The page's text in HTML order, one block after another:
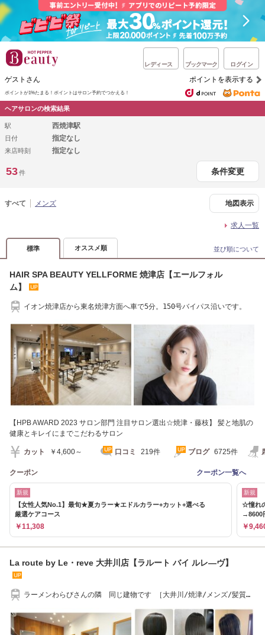
レディース ブックマーク ログイン
ゲストさん ポイントを表示する
ポイントが1%たまる！ ポイントはサロン予約でつかえる！
ヘアサロンの検索結果
駅 西焼津駅
日付 指定なし
来店時刻 指定なし
53件 条件変更
すべて メンズ 地図表示
求人一覧
標準 オススメ順 並び順について
HAIR SPA BEAUTY YELLFORME 焼津店【エールフォル
ム】
イオン焼津店から東名焼津方面へ車で5分。150号バイパス沿いです。
【HPB AWARD 2023 サロン部門 注目サロン選出☆焼津・藤枝】 髪と地肌の
健康とキレイにまでこだわるサロン
カット ￥4,600～ 口コミ 219件 ブログ 6725件
クーポン クーポン一覧へ
新規
【女性人気No.1】最旬★夏カラー★エドルカラー+カット+選べる
厳選ケアコース
￥11,308
新規
☆憧れ
→8600
￥
La route by Le・reve 大井川店【ラルート バイ ルレ―ヴ】
ラーメンわらびさんの隣 同じ建物です ［大井川/焼津/メンズ/髪質改